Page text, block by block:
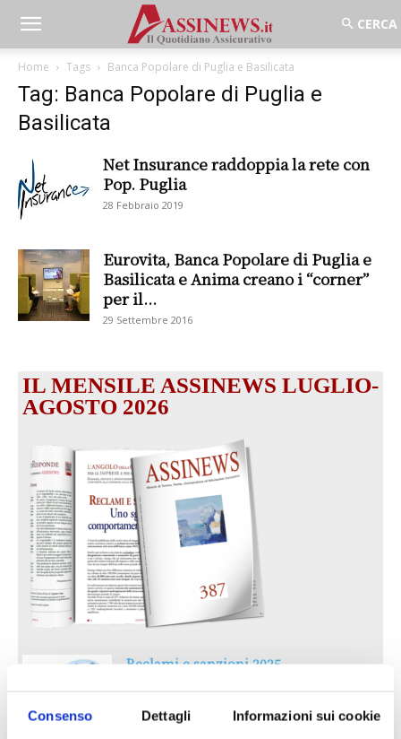
Consenso Dettagli Informazioni sui cookie
Home Tags Banca Popolare di Puglia e Basilicata
Tag: Banca Popolare di Puglia e
Basilicata
Net Insurance raddoppia la rete con
Pop. Puglia
28 Febbraio 2019
Eurovita, Banca Popolare di Puglia e
Basilicata e Anima creano i “corner”
per il...
29 Settembre 2016
IL MENSILE ASSINEWS LUGLIO-
AGOSTO 2026
Reclami e sanzioni 2025